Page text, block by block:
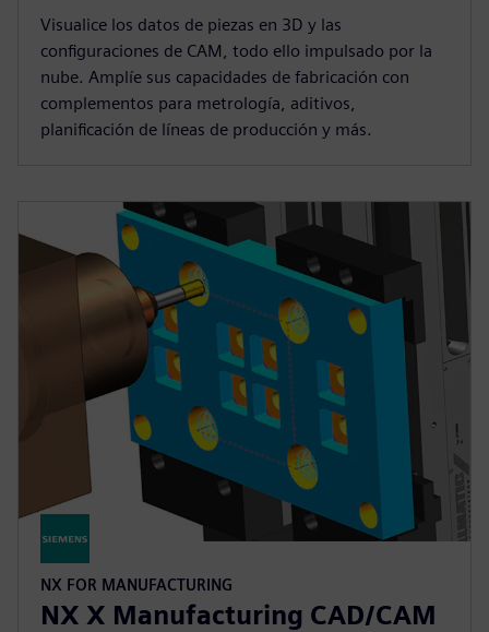
Visualice los datos de piezas en 3D y las
configuraciones de CAM, todo ello impulsado por la
nube. Amplíe sus capacidades de fabricación con
complementos para metrología, aditivos,
planificación de líneas de producción y más.
NX FOR MANUFACTURING
NX X Manufacturing CAD/CAM